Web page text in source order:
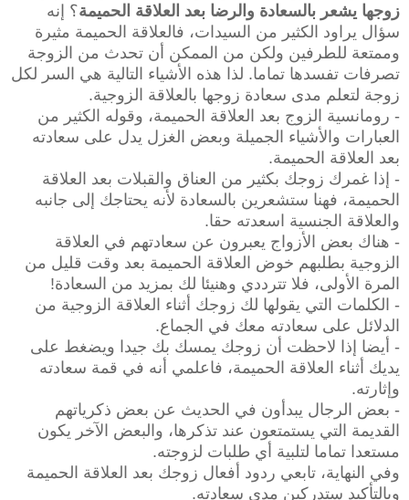
زوجها يشعر بالسعادة والرضا بعد العلاقة الحميمة؟ إنه
سؤال يراود الكثير من السيدات، فالعلاقة الحميمة مثيرة
وممتعة للطرفين ولكن من الممكن أن تحدث من الزوجة
تصرفات تفسدها تماما. لذا هذه الأشياء التالية هي السر لكل
زوجة لتعلم مدى سعادة زوجها بالعلاقة الزوجية.
- رومانسية الزوج بعد العلاقة الحميمة، وقوله الكثير من
العبارات والأشياء الجميلة وبعض الغزل يدل على سعادته
بعد العلاقة الحميمة.
- إذا غمرك زوجك بكثير من العناق والقبلات بعد العلاقة
الحميمة، فهنا ستشعرين بالسعادة لأنه يحتاجك إلى جانبه
والعلاقة الجنسية اسعدته حقا.
- هناك بعض الأزواج يعبرون عن سعادتهم في العلاقة
الزوجية بطلبهم خوض العلاقة الحميمة بعد وقت قليل من
المرة الأولى، فلا تترددي وهنيئا لك بمزيد من السعادة!
- الكلمات التي يقولها لك زوجك أثناء العلاقة الزوجية من
الدلائل على سعادته معك في الجماع.
- أيضا إذا لاحظت أن زوجك يمسك بك جيدا ويضغط على
يديك أثناء العلاقة الحميمة، فاعلمي أنه في قمة سعادته
وإثارته.
- بعض الرجال يبدأون في الحديث عن بعض ذكرياتهم
القديمة التي يستمتعون عند تذكرها، والبعض الآخر يكون
مستعدا تماما لتلبية أي طلبات لزوجته.
وفي النهاية، تابعي ردود أفعال زوجك بعد العلاقة الحميمة
وبالتأكيد ستدركين مدى سعادته.